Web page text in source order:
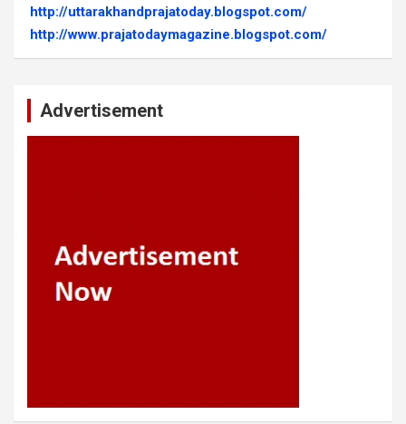
http://uttarakhandprajatoday.blogspot.com/
http://www.prajatodaymagazine.blogspot.com/
Advertisement